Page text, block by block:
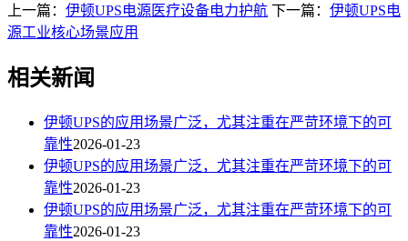
上一篇： 伊顿UPS电源医疗设备电力护航‌ 下一篇： 伊顿UPS电
源工业核心场景应用‌
相关新闻
伊顿UPS的应用场景广泛，尤其注重在严苛环境下的可
靠性2026-01-23
伊顿UPS的应用场景广泛，尤其注重在严苛环境下的可
靠性2026-01-23
伊顿UPS的应用场景广泛，尤其注重在严苛环境下的可
靠性2026-01-23